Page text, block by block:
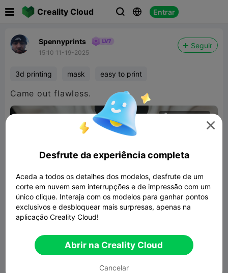
Creality Cloud   Entrar
Spennyprints
15:10 11-19-2025
Seguir
3d printing mask easy to print
Came out flawless.
00:11

Halloween Mouth Covered Skeleton Mask
Modelo 3D Relacionado

Desfrute da experiência completa
Aceda a todos os detalhes dos modelos, desfrute de um
corte em nuvem sem interrupções e de impressão com um
único clique. Interaja com os modelos para ganhar pontos
exclusivos e desbloquear mais surpresas, apenas na
aplicação Creality Cloud!
Abrir na Creality Cloud
Cancelar